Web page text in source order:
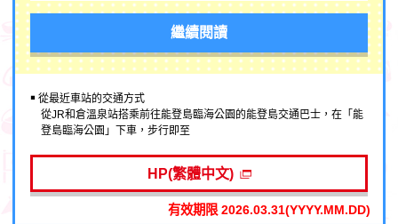
繼續閱讀
￭ 從最近車站的交通方式
從JR和倉溫泉站搭乘前往能登島臨海公園的能登島交通巴士，在「能
登島臨海公園」下車，步行即至
HP(繁體中文)
有效期限 2026.03.31(YYYY.MM.DD)